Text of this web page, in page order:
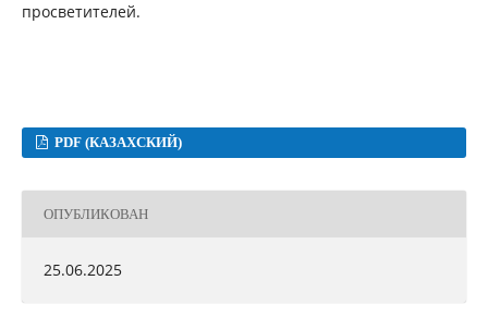
просветителей.
PDF (КАЗАХСКИЙ)
ОПУБЛИКОВАН
25.06.2025